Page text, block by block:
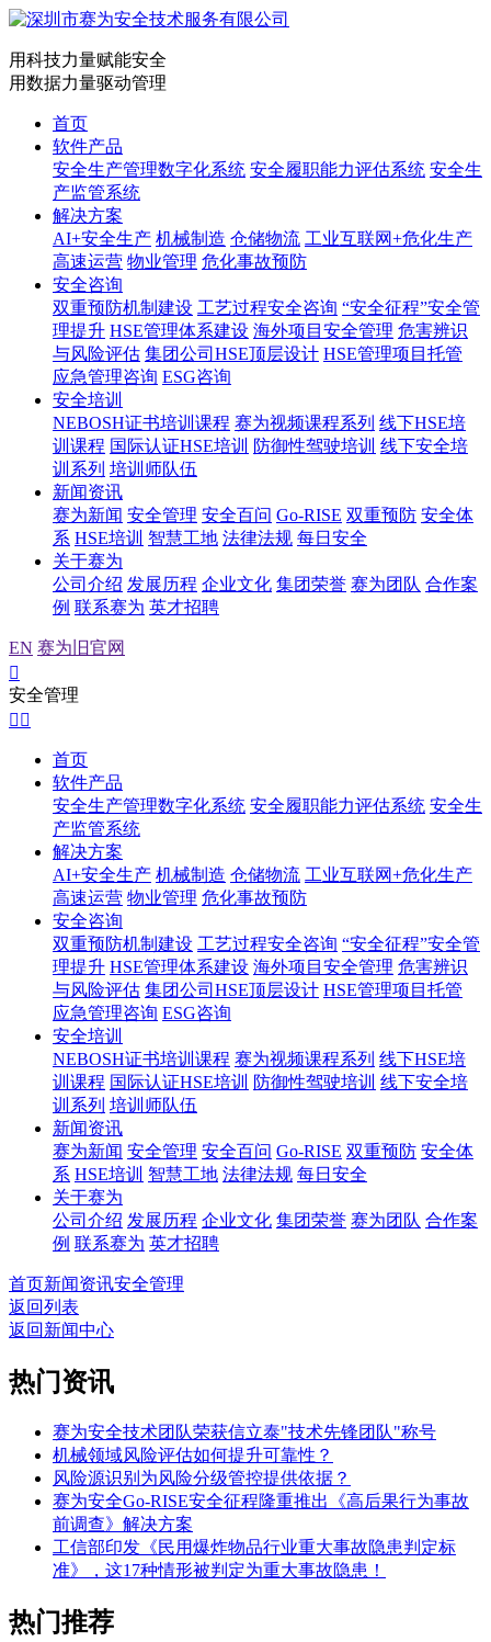
用科技力量赋能安全
用数据力量驱动管理
首页
软件产品
安全生产管理数字化系统 安全履职能力评估系统 安全生
产监管系统
解决方案
AI+安全生产 机械制造 仓储物流 工业互联网+危化生产
高速运营 物业管理 危化事故预防
安全咨询
双重预防机制建设 工艺过程安全咨询 “安全征程”安全管
理提升 HSE管理体系建设 海外项目安全管理 危害辨识
与风险评估 集团公司HSE顶层设计 HSE管理项目托管
应急管理咨询 ESG咨询
安全培训
NEBOSH证书培训课程 赛为视频课程系列 线下HSE培
训课程 国际认证HSE培训 防御性驾驶培训 线下安全培
训系列 培训师队伍
新闻资讯
赛为新闻 安全管理 安全百问 Go-RISE 双重预防 安全体
系 HSE培训 智慧工地 法律法规 每日安全
关于赛为
公司介绍 发展历程 企业文化 集团荣誉 赛为团队 合作案
例 联系赛为 英才招聘
EN 赛为旧官网

安全管理
 
首页
软件产品
安全生产管理数字化系统 安全履职能力评估系统 安全生
产监管系统
解决方案
AI+安全生产 机械制造 仓储物流 工业互联网+危化生产
高速运营 物业管理 危化事故预防
安全咨询
双重预防机制建设 工艺过程安全咨询 “安全征程”安全管
理提升 HSE管理体系建设 海外项目安全管理 危害辨识
与风险评估 集团公司HSE顶层设计 HSE管理项目托管
应急管理咨询 ESG咨询
安全培训
NEBOSH证书培训课程 赛为视频课程系列 线下HSE培
训课程 国际认证HSE培训 防御性驾驶培训 线下安全培
训系列 培训师队伍
新闻资讯
赛为新闻 安全管理 安全百问 Go-RISE 双重预防 安全体
系 HSE培训 智慧工地 法律法规 每日安全
关于赛为
公司介绍 发展历程 企业文化 集团荣誉 赛为团队 合作案
例 联系赛为 英才招聘
首页新闻资讯安全管理
返回列表
返回新闻中心
热门资讯
赛为安全技术团队荣获信立泰"技术先锋团队"称号
机械领域风险评估如何提升可靠性？
风险源识别为风险分级管控提供依据？
赛为安全Go-RISE安全征程隆重推出《高后果行为事故
前调查》解决方案
工信部印发《民用爆炸物品行业重大事故隐患判定标
准》，这17种情形被判定为重大事故隐患！
热门推荐